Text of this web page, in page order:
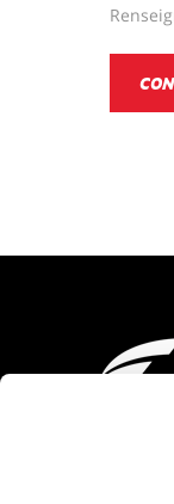
2011 -
Turin - Italy